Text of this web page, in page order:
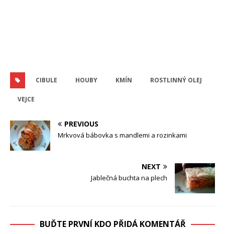
CIBULE HOUBY KMÍN ROSTLINNÝ OLEJ
VEJCE
PREVIOUS
Mrkvová bábovka s mandlemi a rozinkami
NEXT
Jablečná buchta na plech
BUĎTE PRVNÍ KDO PŘIDÁ KOMENTÁŘ